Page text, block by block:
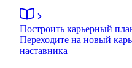
Построить карьерный
Переходите на новый
наставника